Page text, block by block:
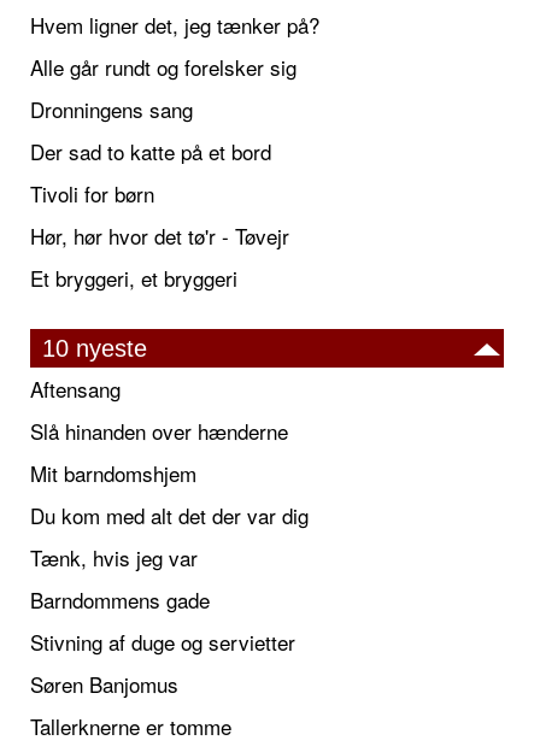
Hvem ligner det, jeg tænker på?
Alle går rundt og forelsker sig
Dronningens sang
Der sad to katte på et bord
Tivoli for børn
Hør, hør hvor det tø'r - Tøvejr
Et bryggeri, et bryggeri
10 nyeste
Aftensang
Slå hinanden over hænderne
Mit barndomshjem
Du kom med alt det der var dig
Tænk, hvis jeg var
Barndommens gade
Stivning af duge og servietter
Søren Banjomus
Tallerknerne er tomme